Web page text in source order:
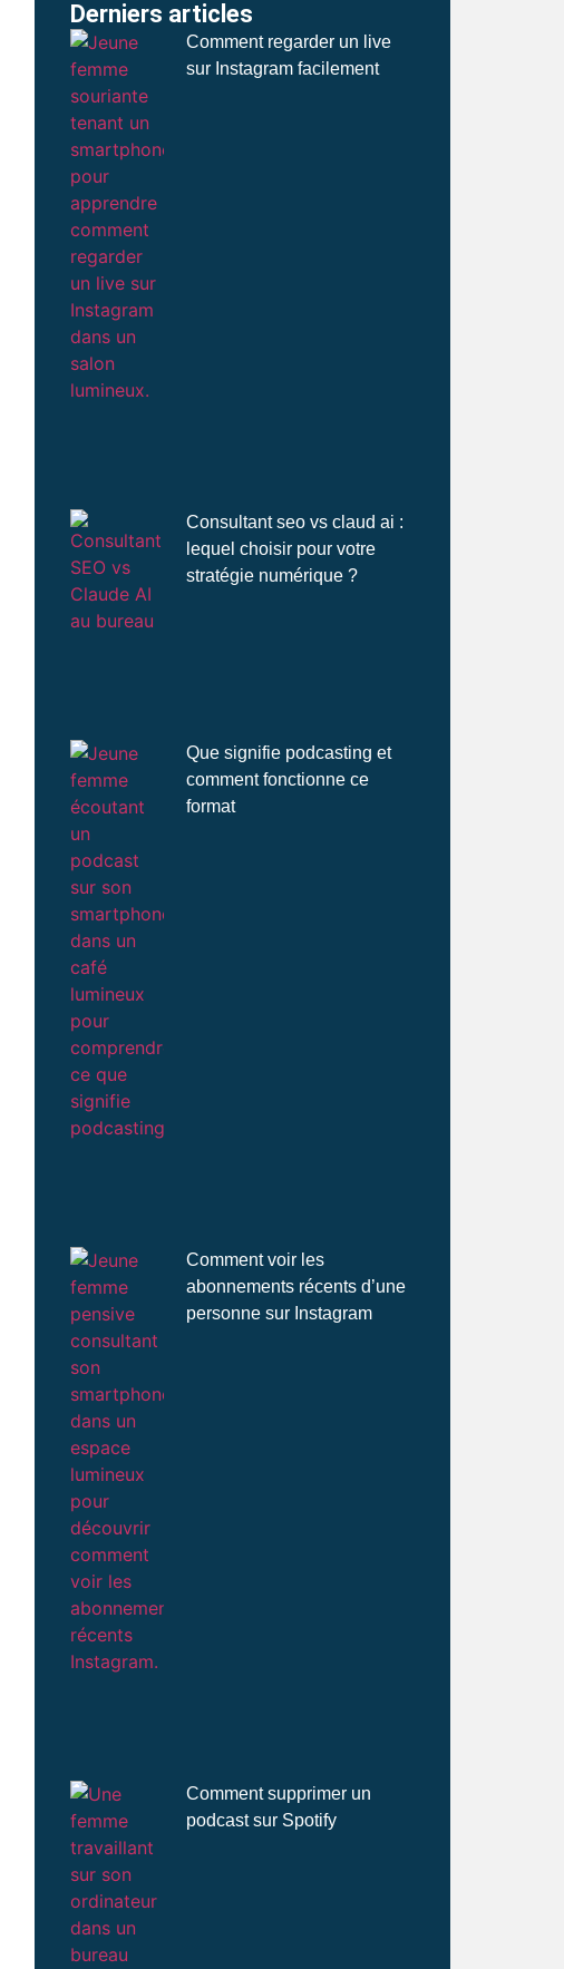
Derniers articles
Comment regarder un live
sur Instagram facilement
Consultant seo vs claud ai :
lequel choisir pour votre
stratégie numérique ?
Que signifie podcasting et
comment fonctionne ce
format
Comment voir les
abonnements récents d’une
personne sur Instagram
Comment supprimer un
podcast sur Spotify